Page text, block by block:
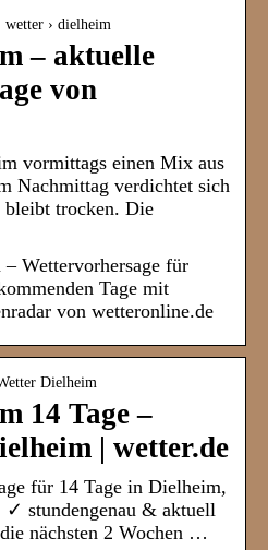
wetter › dielheim
– aktuelle
von
vormittags einen Mix aus
Nachmittag verdichtet sich
bleibt trocken. Die
Wettervorhersage für
Tage mit
von wetteronline.de
Dielheim
14 Tage –
| wetter.de
für 14 Tage in Dielheim,
stundengenau & aktuell
nächsten 2 Wochen …